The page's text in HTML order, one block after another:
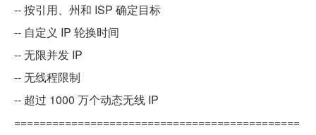
-- 按引用、州和 ISP 确定目标
-- 自定义 IP 轮换时间
-- 无限并发 IP
-- 无线程限制
-- 超过 1000 万个动态无线 IP
=============================================